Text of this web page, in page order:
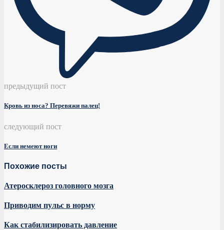
предыдущий пост
Кровь из носа? Перевяжи палец!
следующий пост
Если немеют ноги
Похожие посты
Атеросклероз головного мозга
Приводим пульс в норму
Как стабилизировать давление